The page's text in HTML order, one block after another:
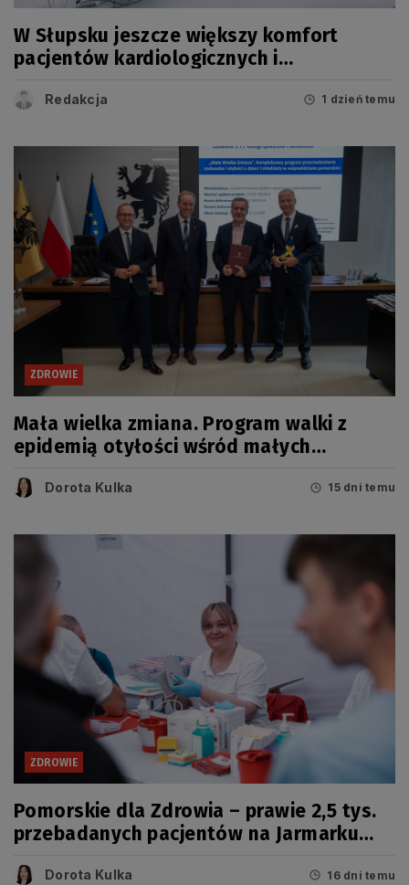
W Słupsku jeszcze większy komfort
pacjentów kardiologicznych i
Redakcja 1 dzień temu
ZDROWIE
Mała wielka zmiana. Program walki z
epidemią otyłości wśród małych
Dorota Kulka 15 dni temu
ZDROWIE
Pomorskie dla Zdrowia – prawie 2,5 tys.
przebadanych pacjentów na Jarmarku
Dorota Kulka 16 dni temu